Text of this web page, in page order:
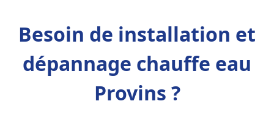
Besoin de installation et
dépannage chauffe eau
Provins ?